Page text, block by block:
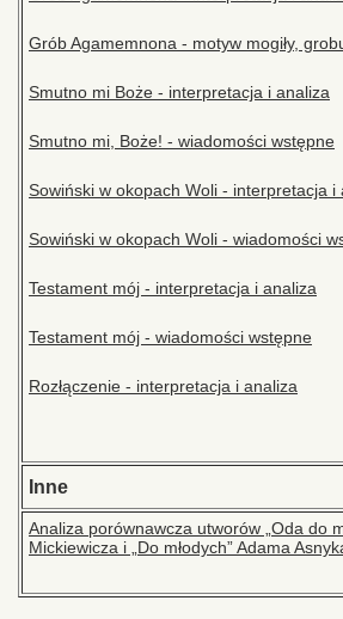
Grób Agamemnona - motyw mogiły,
Smutno mi Boże - interpretacja i analiza
Smutno mi, Boże! - wiadomości wstępne
Sowiński w okopach Woli - interpretacja i
Sowiński w okopach Woli - wiadomości
Testament mój - interpretacja i analiza
Testament mój - wiadomości wstępne
Rozłączenie - interpretacja i analiza
Inne
Analiza porównawcza utworów „Oda do
Mickiewicza i „Do młodych” Adama